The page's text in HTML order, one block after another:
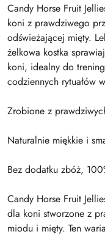
Candy Horse Fruit
koni z prawdziwego
odświeżającej mięty.
żelkowa kostka
koni, idealny do
codziennych rytuałów
Zrobione z
Naturalnie miękkie i
Bez dodatku zbóż,
Candy Horse Fruit
dla koni stworzone z
miodu i mięty. Ten